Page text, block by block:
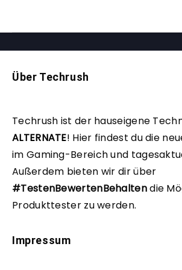
Über Techrush
Techrush ist der hauseigene
ALTERNATE! Hier findest du die
im Gaming-Bereich und
Außerdem bieten wir dir über
#TestenBewertenBehaltendie
Produkttester zu werden.
Impressum